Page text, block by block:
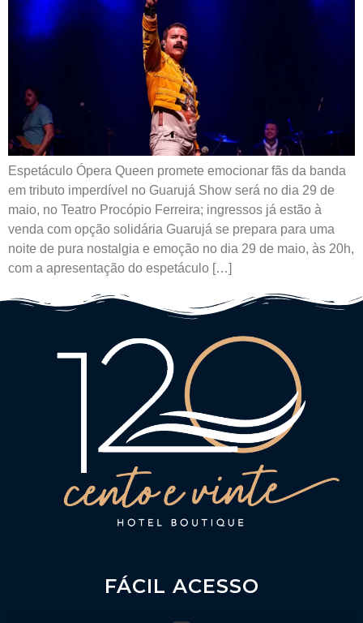
Espetáculo Ópera Queen promete emocionar fãs da banda
em tributo imperdível no Guarujá Show será no dia 29 de
maio, no Teatro Procópio Ferreira; ingressos já estão à
venda com opção solidária Guarujá se prepara para uma
noite de pura nostalgia e emoção no dia 29 de maio, às 20h,
com a apresentação do espetáculo […]
FÁCIL ACESSO